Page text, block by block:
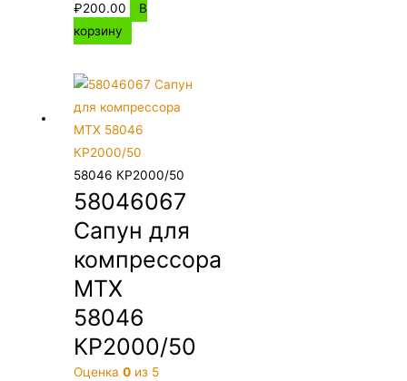
₽200.00
В
корзину
58046 КР2000/50
58046067
Сапун для
компрессора
MTX
58046
КР2000/50
Оценка0 из 5